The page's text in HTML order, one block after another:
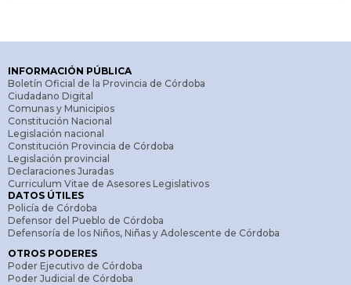
reinicia al final del mismo.
modalidad_reunion:registra el modo en que se llevó
a cabo la reunión de comisión. Estas pueden ser:
Virtual: si se realizó por medio de plataformas digitales
y sin la presencia física de los legisladores en la
Legislatura.
Semipresencial: si se realizó combinando la presencia
física de los legisladores en la Legislatura y la conexión
de legisladores por medio de plataformas digitales.
Presencial:si se realizó exclusivamente con la
presencia física de los legisladores en la Legislatura.
INFORMACIÓN PÚBLICA
Boletín Oficial de la Provincia de Córdoba
Ciudadano Digital
Comunas y Municipios
Constitución Nacional
Legislación nacional
Constitución Provincia de Córdoba
Legislación provincial
Declaraciones Juradas
Curriculum Vitae de Asesores Legislativos
DATOS ÚTILES
Policía de Córdoba
Defensor del Pueblo de Córdoba
Defensoría de los Niños, Niñas y Adolescente de Córdoba
OTROS PODERES
Poder Ejecutivo de Córdoba
Poder Judicial de Córdoba